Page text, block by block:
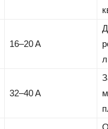
16–20 A
32–40 A